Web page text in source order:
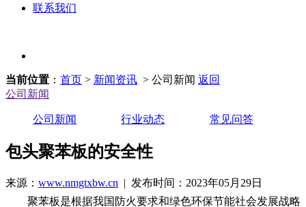
联系我们
当前位置 ： 首页 > 新闻资讯 > 公司新闻 返回
公司新闻
公司新闻 行业动态 常见问答
包头聚苯板的安全性
来源： www.nmgtxbw.cn | 发布时间：2023年05月29日
聚苯板是根据我国防火要求和绿色环保节能社会发展战略